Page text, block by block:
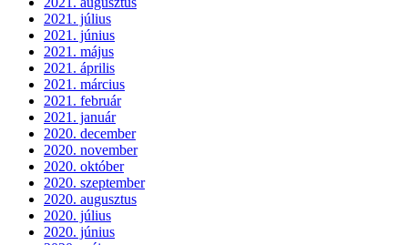
2021. július
2021. június
2021. május
2021. április
2021. március
2021. február
2021. január
2020. december
2020. november
2020. október
2020. szeptember
2020. augusztus
2020. július
2020. június